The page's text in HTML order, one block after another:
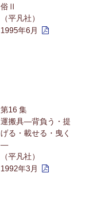
俗Ⅱ
（平凡社）
1995年6月
第16 集
運搬具—背負う・提
げる・載せる・曳く
—
（平凡社）
1992年3月